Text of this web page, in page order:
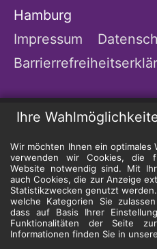
Ihre
Wir möchten Ihnen ein optimales
verwenden wir Cookies, die
Website notwendig sind. Mit
auch Cookies, die zur Anzeige
Statistikzwecken genutzt
welche Kategorien Sie
dass auf Basis Ihrer
Funktionalitäten der Seite
Informationen finden Sie in
Hamburg
Impressum